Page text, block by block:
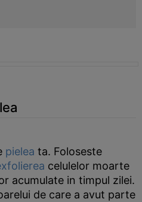
pielea ta. Foloseste
celulelor moarte
acumulate in timpul zilei.
de care a avut parte